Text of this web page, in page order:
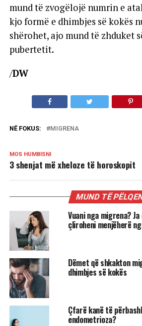
mund të zvogëlojë numrin e
kjo formë e dhimbjes së kokës
shërohet, ajo mund të zhduket
pubertetit.
/DW
NË FOKUS: MIGRENA
MOS HUMBISNI
3 shenjat më xheloze të horoskopit
MUND TË
Vuani nga migrena?
çliroheni menjëherë
Dëmet që shkakton
dhimbjes së kokës
Çfarë kanë të
endometrioza?